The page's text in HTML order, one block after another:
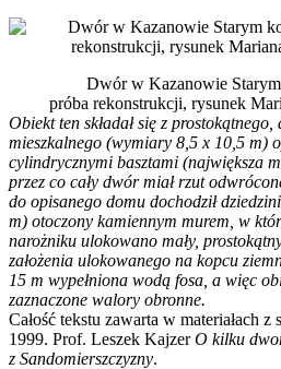
Dwór w Kazanowie
próba rekonstrukcji, rysunek
Obiekt ten składał się z
mieszkalnego (wymiary 8,5 x 10,5 m)
cylindrycznymi basztami (największa
przez co cały dwór miał rzut
do opisanego domu dochodził
m) otoczony kamiennym murem, w
narożniku ulokowano mały,
założenia ulokowanego na kopcu
15 m wypełniona wodą fosa, a więc
zaznaczone walory obronne.
Całość tekstu zawarta w materiałach
1999. Prof. Leszek KajzerO kilku
z Sandomierszczyzny.